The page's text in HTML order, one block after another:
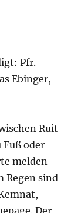
Pfr.
Ebinger,
Ruit
Fuß oder
melden
Regen sind